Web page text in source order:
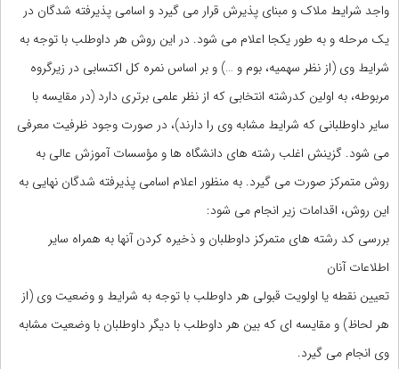
واجد شرایط ملاک و مبنای پذیرش قرار می گیرد و اسامی پذیرفته شدگان در
یک مرحله و به طور یکجا اعلام می شود. در این روش هر داوطلب با توجه به
شرایط وی (از نظر سهمیه، بوم و …) و بر اساس نمره کل اکتسابی در زیرگروه
مربوطه، به اولین کدرشته انتخابی که از نظر علمی برتری دارد (در مقایسه با
سایر داوطلبانی که شرایط مشابه وی را دارند)، در صورت وجود ظرفیت معرفی
می شود. گزینش اغلب رشته های دانشگاه ها و مؤسسات آموزش عالی به
روش متمرکز صورت می گیرد. به منظور اعلام اسامی پذیرفته شدگان نهایی به
این روش، اقدامات زیر انجام می شود:
بررسی کد رشته های متمرکز داوطلبان و ذخیره کردن آنها به همراه سایر
اطلاعات آنان
تعیین نقطه یا اولویت قبولی هر داوطلب با توجه به شرایط و وضعیت وی (از
هر لحاظ) و مقایسه ای که بین هر داوطلب با دیگر داوطلبان با وضعیت مشابه
وی انجام می گیرد.